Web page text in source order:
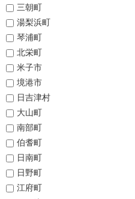
三朝町
湯梨浜町
琴浦町
北栄町
米子市
境港市
日吉津村
大山町
南部町
伯耆町
日南町
日野町
江府町